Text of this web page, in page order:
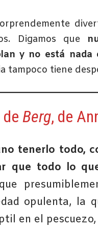
Digamos que
y no está
tampoco tiene
deBerg, de
tenerlo todo,
que todo lo
opulenta, la
en el